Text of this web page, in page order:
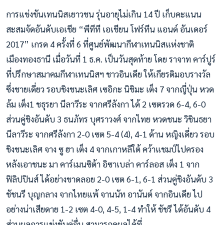
การแข่งขันเทนนิสเยาวชน รุ่นอายุไม่เกิน 14 ปี เก็บคะแนน
สะสมจัดอันดับเอเชีย “พีทีที เอเชียน โฟร์ทีน แอนด์ อันเดอร์
2017” เกรด 4 ครั้งที่ 6 ที่ศูนย์พัฒนากีฬาเทนนิสแห่งชาติ
เมืองทองธานี เมื่อวันที่ 1 ธ.ค. เป็นวันสุดท้าย โดย ราจาท คาร์ปูร์
ที่ปรึกษาสมาคมกีฬาเทนนิสฯ ชาวอินเดีย ให้เกียรติมอบรางวัล
ซึ่งชายเดี่ยว รอบชิงชนะเลิศ เซอิกะ นิชิมะ เต็ง 7 จากญี่ปุ่น หวด
ล้ม เต็ง1 ชธุรยา นีลาวีระ จากศรีลังกา ได้ 2 เซตรวด 6-4, 6-0
ส่วนคู่ชิงอันดับ 3 ธนภัทร บุศราวงศ์ จากไทย หวดชนะ วิชินธยา
นีลาวีระ จากศรีลังกา 2-0 เซต 5-4 (4), 4-1 ด้าน หญิงเดี่ยว รอบ
ชิงชนะเลิศ จาง ซู ฮา เต็ง 4 จากเกาหลีใต้ คว้าแชมป์ไปครอง
หลังเอาชนะ มา คาร์เมนซิต้า อิซาเบล่า คาร์ลอส เต็ง 1 จาก
ฟิลิปปินส์ ได้อย่างขาดลอย 2-0 เซต 6-1, 6-1 ส่วนคู่ชิงอันดับ 3
ชัชนรี บุญกลาง จากไทยแพ้ จานนัท อานันต์ จากอินเดีย ไป
อย่างน่าเสียดาย 1-2 เซต 4-0, 4-5, 1-4 ทำให้ ชัชรี ได้อันดับ 4